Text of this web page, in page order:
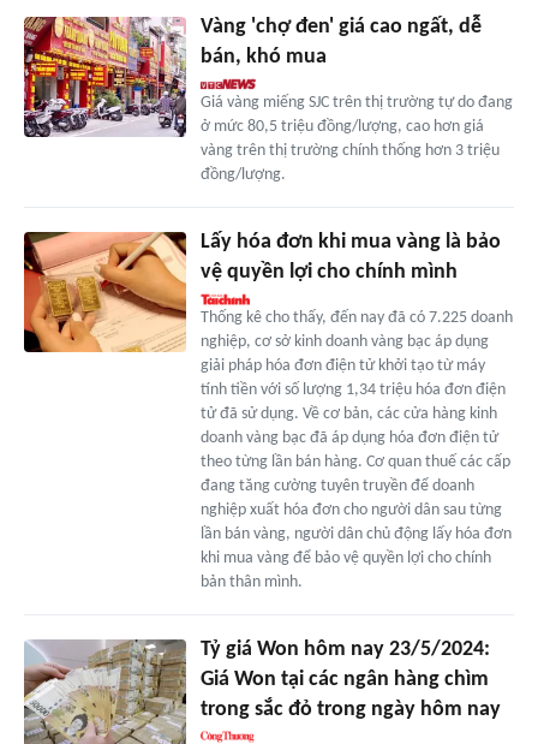
Vàng 'chợ đen' giá cao ngất, dễ
bán, khó mua
Giá vàng miếng SJC trên thị trường tự do đang
ở mức 80,5 triệu đồng/lượng, cao hơn giá
vàng trên thị trường chính thống hơn 3 triệu
đồng/lượng.
Lấy hóa đơn khi mua vàng là bảo
vệ quyền lợi cho chính mình
Thống kê cho thấy, đến nay đã có 7.225 doanh
nghiệp, cơ sở kinh doanh vàng bạc áp dụng
giải pháp hóa đơn điện tử khởi tạo từ máy
tính tiền với số lượng 1,34 triệu hóa đơn điện
tử đã sử dụng. Về cơ bản, các cửa hàng kinh
doanh vàng bạc đã áp dụng hóa đơn điện tử
theo từng lần bán hàng. Cơ quan thuế các cấp
đang tăng cường tuyên truyền để doanh
nghiệp xuất hóa đơn cho người dân sau từng
lần bán vàng, người dân chủ động lấy hóa đơn
khi mua vàng để bảo vệ quyền lợi cho chính
bản thân mình.
Tỷ giá Won hôm nay 23/5/2024:
Giá Won tại các ngân hàng chìm
trong sắc đỏ trong ngày hôm nay